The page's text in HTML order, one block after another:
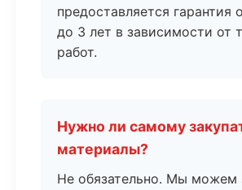
предоставляется гарантия
до 3 лет в зависимости от
работ.
Нужно ли самому
материалы?
Не обязательно. Мы можем